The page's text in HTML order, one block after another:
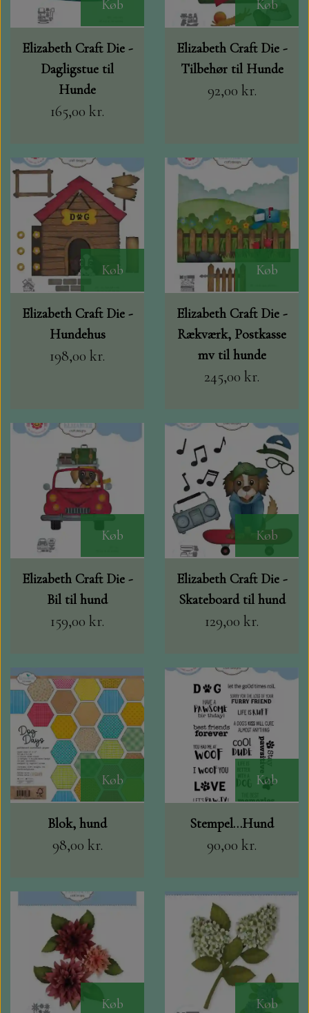
Køb
Elizabeth Craft Die -
Dagligstue til
Hunde
165,00 kr.
Køb
Elizabeth Craft Die -
Tilbehør til Hunde
92,00 kr.
Køb
Elizabeth Craft Die -
Hundehus
198,00 kr.
Køb
Elizabeth Craft Die -
Rækværk, Postkasse
mv til hunde
245,00 kr.
Køb
Elizabeth Craft Die -
Bil til hund
159,00 kr.
Køb
Elizabeth Craft Die -
Skateboard til hund
129,00 kr.
Køb
Blok, hund
98,00 kr.
Køb
Stempel…Hund
90,00 kr.
Køb Køb